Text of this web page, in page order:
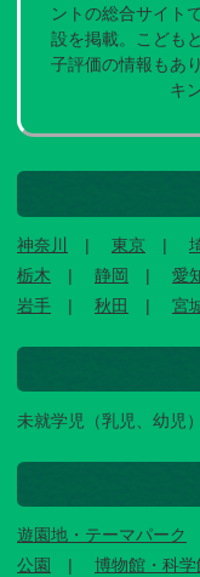
ントの総合サイト
設を掲載。こども
子評価の情報もあ
キ
神奈川 東京
栃木
静岡 愛
岩手
秋田 宮
未就学児（乳児、幼児
遊園地・テーマパーク
公園
博物館・科